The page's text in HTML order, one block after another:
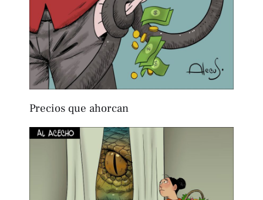
Precios que ahorcan